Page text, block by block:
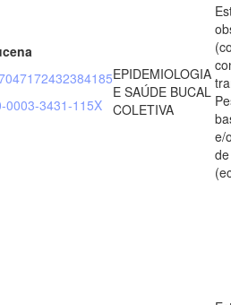
0003-3431-115X
EPIDEMIOLOGIA
E SAÚDE BUCAL
COLETIVA
e/